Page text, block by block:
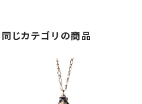
同じカテゴリの商品